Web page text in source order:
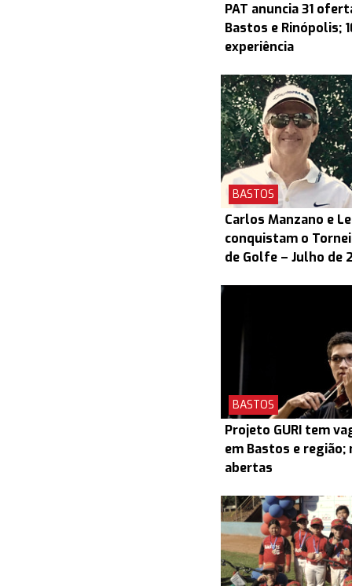
PAT anuncia 31
Bastos e Rinópolis;
experiência
BASTOS
Carlos Manzano e
conquistam o
de Golfe – Julho de
BASTOS
Projeto GURI tem
em Bastos e
abertas